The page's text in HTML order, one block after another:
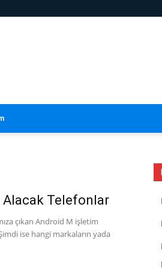
Telefonlar
çıkan Android M işletim
ise hangi markaların yada